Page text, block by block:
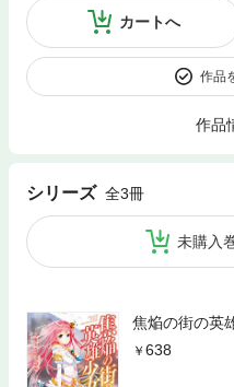
カートへ
作品
作品
シリーズ 全3冊
未購入
焦焔の街の英
638